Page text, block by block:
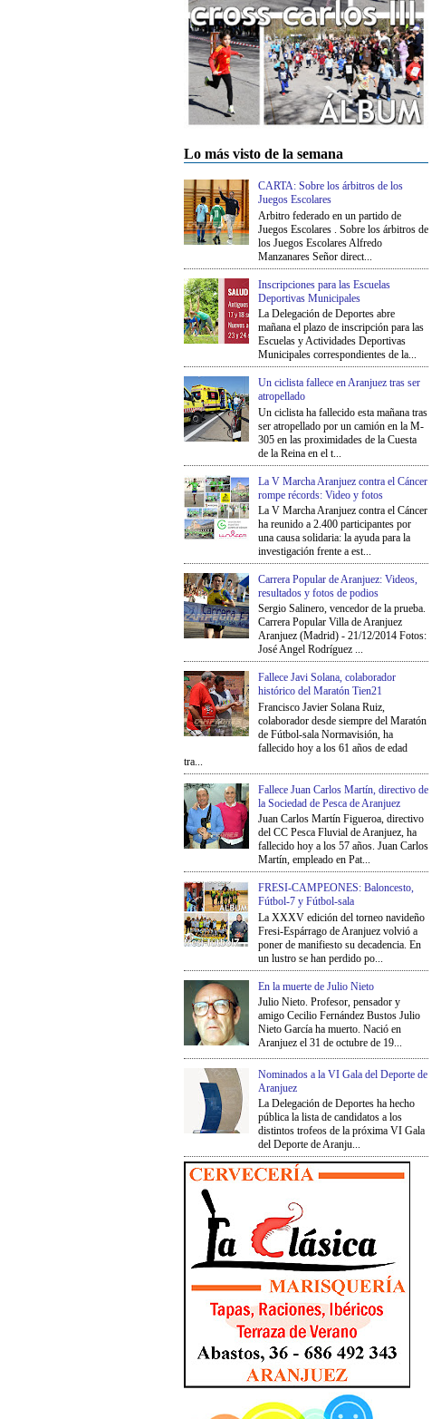
Lo más visto de la semana
CARTA: Sobre los árbitros de los
Juegos Escolares
Arbitro federado en un partido de
Juegos Escolares . Sobre los árbitros de
los Juegos Escolares Alfredo
Manzanares Señor direct...
Inscripciones para las Escuelas
Deportivas Municipales
La Delegación de Deportes abre
mañana el plazo de inscripción para las
Escuelas y Actividades Deportivas
Municipales correspondientes de la...
Un ciclista fallece en Aranjuez tras ser
atropellado
Un ciclista ha fallecido esta mañana tras
ser atropellado por un camión en la M-
305 en las proximidades de la Cuesta
de la Reina en el t...
La V Marcha Aranjuez contra el Cáncer
rompe récords: Video y fotos
La V Marcha Aranjuez contra el Cáncer
ha reunido a 2.400 participantes por
una causa solidaria: la ayuda para la
investigación frente a est...
Carrera Popular de Aranjuez: Videos,
resultados y fotos de podios
Sergio Salinero, vencedor de la prueba.
Carrera Popular Villa de Aranjuez
Aranjuez (Madrid) - 21/12/2014 Fotos:
José Angel Rodríguez ...
Fallece Javi Solana, colaborador
histórico del Maratón Tien21
Francisco Javier Solana Ruiz,
colaborador desde siempre del Maratón
de Fútbol-sala Normavisión, ha
fallecido hoy a los 61 años de edad
tra...
Fallece Juan Carlos Martín, directivo de
la Sociedad de Pesca de Aranjuez
Juan Carlos Martín Figueroa, directivo
del CC Pesca Fluvial de Aranjuez, ha
fallecido hoy a los 57 años. Juan Carlos
Martín, empleado en Pat...
FRESI-CAMPEONES: Baloncesto,
Fútbol-7 y Fútbol-sala
La XXXV edición del torneo navideño
Fresi-Espárrago de Aranjuez volvió a
poner de manifiesto su decadencia. En
un lustro se han perdido po...
En la muerte de Julio Nieto
Julio Nieto. Profesor, pensador y
amigo Cecilio Fernández Bustos Julio
Nieto García ha muerto. Nació en
Aranjuez el 31 de octubre de 19...
Nominados a la VI Gala del Deporte de
Aranjuez
La Delegación de Deportes ha hecho
pública la lista de candidatos a los
distintos trofeos de la próxima VI Gala
del Deporte de Aranju...